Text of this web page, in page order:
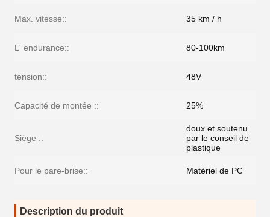
Max. vitesse:: 35 km / h
L' endurance:: 80-100km
tension:: 48V
Capacité de montée :: 25%
Siège ::
doux et soutenu
par le conseil de
plastique
Pour le pare-brise:: Matériel de PC
Description du produit